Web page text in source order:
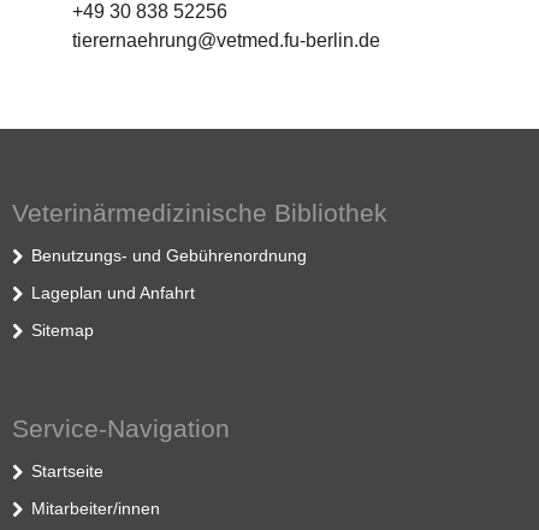
+49 30 838 52256
tierernaehrung@vetmed.fu-berlin.de
Veterinärmedizinische Bibliothek
Benutzungs- und Gebührenordnung
Lageplan und Anfahrt
Sitemap
Service-Navigation
Startseite
Mitarbeiter/innen